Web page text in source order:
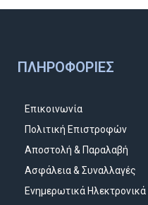
ΠΛΗΡΟΦΟΡΊΕΣ
Επικοινωνία
Πολιτική Επιστροφών
Αποστολή & Παραλαβή
Ασφάλεια & Συναλλαγές
Ενημερωτικά